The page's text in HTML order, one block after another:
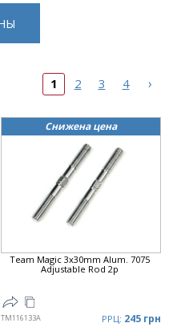
1 2 3 4 ›
Снижена цена
Team Magic 3x30mm Alum. 7075
Adjustable Rod 2p
TM116133A РРЦ: 245 грн